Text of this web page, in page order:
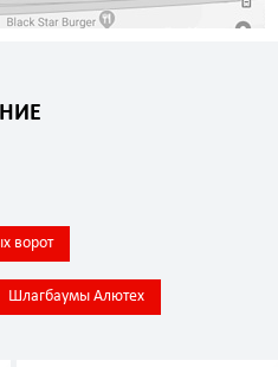
ворот
Шлагбаумы Алютех